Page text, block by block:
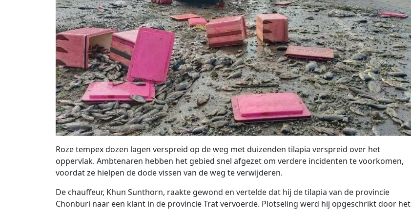
Roze tempex dozen lagen verspreid op de weg met duizenden tilapia verspreid over het
oppervlak. Ambtenaren hebben het gebied snel afgezet om verdere incidenten te voorkomen,
voordat ze hielpen de dode vissen van de weg te verwijderen.
De chauffeur, Khun Sunthorn, raakte gewond en vertelde dat hij de tilapia van de provincie
Chonburi naar een klant in de provincie Trat vervoerde. Plotseling werd hij opgeschrikt door het